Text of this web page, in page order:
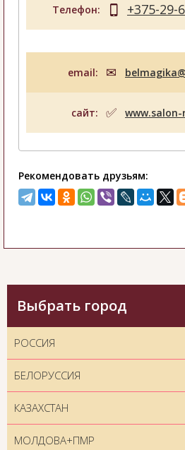
Телефон: +375-29-
email:
сайт:
Рекомендовать друзьям:
Выбрать город
РОССИЯ
БЕЛОРУССИЯ
КАЗАХСТАН
МОЛДОВА+ПМР